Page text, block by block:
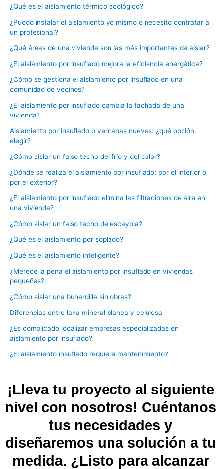
¿Qué es el aislamiento térmico ecológico?
¿Puedo instalar el aislamiento yo mismo o necesito contratar a
un profesional?
¿Qué áreas de una vivienda son las más importantes de aislar?
¿El aislamiento por insuflado mejora la eficiencia energética?
¿Cómo se gestiona el aislamiento por insuflado en una
comunidad de vecinos?
¿El aislamiento por insuflado cambia la fachada de una
vivienda?
Aislamiento por insuflado o ventanas nuevas: ¿qué opción
elegir?
¿Cómo aislar un falso techo del frío y del calor?
¿Dónde se realiza el aislamiento por insuflado: por el interior o
por el exterior?
¿El aislamiento por insuflado elimina las filtraciones de aire en
una vivienda?
¿Cómo aislar un falso techo de escayola?
¿Qué es el aislamiento por soplado?
¿Qué es el aislamiento inteligente?
¿Merece la pena el aislamiento por insuflado en viviendas
pequeñas?
¿Cómo aislar una buhardilla sin obras?
Diferencias entre lana mineral blanca y celulosa
¿Es complicado localizar empresas especializadas en
aislamiento por insuflado?
¿El aislamiento insuflado requiere mantenimiento?
¡Lleva tu proyecto al siguiente
nivel con nosotros! Cuéntanos
tus necesidades y
diseñaremos una solución a tu
medida. ¿Listo para alcanzar